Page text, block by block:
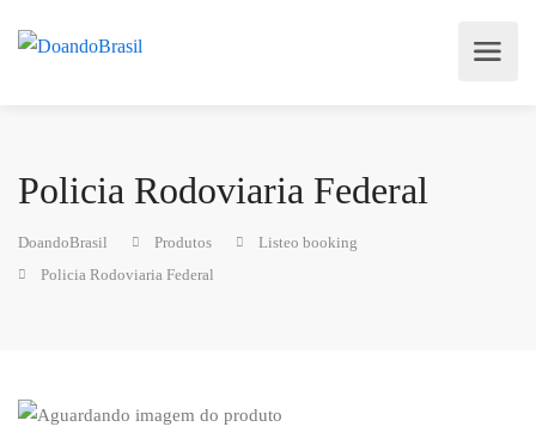
Policia Rodoviaria Federal
DoandoBrasil Produtos
Listeo booking
Policia Rodoviaria Federal